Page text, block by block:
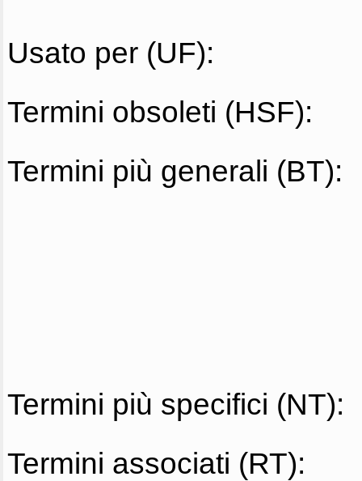
Usato per (UF):
Termini obsoleti (HSF):
Termini più generali (BT):
Termini più specifici (NT):
Termini associati (RT):